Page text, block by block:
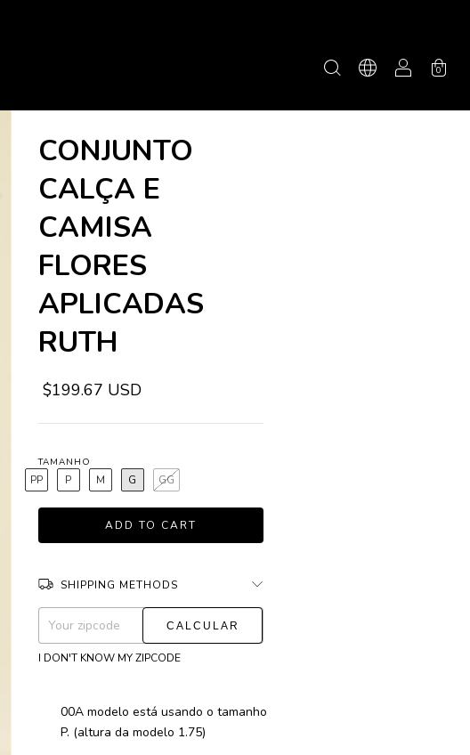
0
CONJUNTO
CALÇA E
CAMISA
FLORES
APLICADAS
RUTH
$199.67 USD
TAMANHO
GG
G
M
P
PP
SHIPPING METHODS
Shipping for zipcode:
CHANGE ZIPCODE
I DON'T KNOW MY ZIPCODE
00A modelo está usando o tamanho
P. (altura da modelo 1.75)